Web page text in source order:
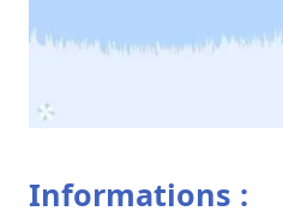
Informations :